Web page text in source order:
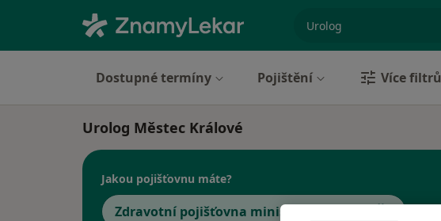
Dostupné termíny Pojištění Více filtrů
Urolog Městec Králové
Jakou pojišťovnu máte?
Zdravotní pojišťovna ministerstva vnitra ČR